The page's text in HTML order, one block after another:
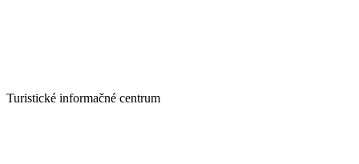
Turistické informačné centrum